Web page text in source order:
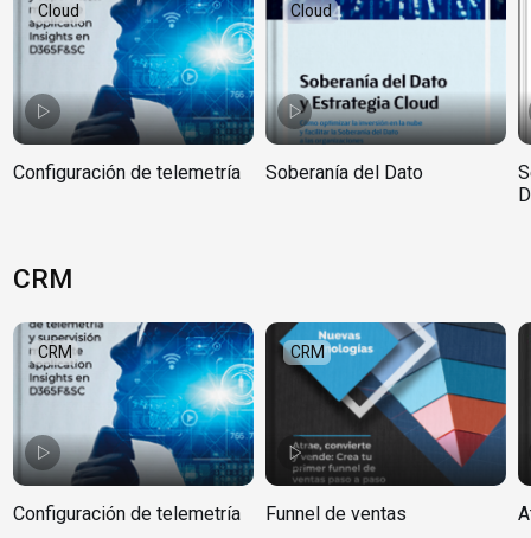
Cloud
Configuración de telemetría
Cloud
Soberanía del Dato
CRM
CRM
Configuración de telemetría
CRM
Funnel de ventas